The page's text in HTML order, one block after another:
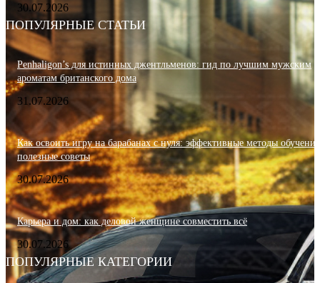
30.07.2026
ПОПУЛЯРНЫЕ СТАТЬИ
Penhaligon’s для истинных джентльменов: гид по лучшим мужским
ароматам британского дома
31.07.2026
Как освоить игру на барабанах с нуля: эффективные методы
полезные советы
30.07.2026
Карьера и дом: как деловой женщине совместить всё
30.07.2026
ПОПУЛЯРНЫЕ КАТЕГОРИИ